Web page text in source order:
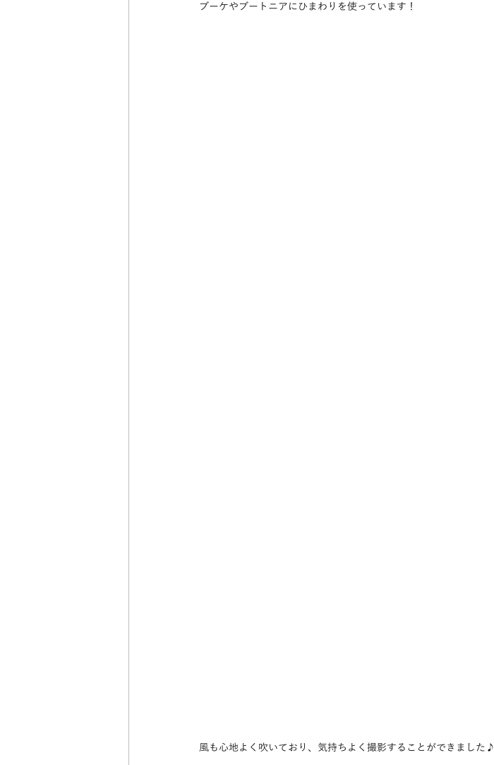
ブーケやブートニアにひまわりを使っています！
風も心地よく吹いており、気持ちよく撮影することができました♪